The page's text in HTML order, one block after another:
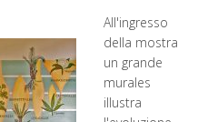
All'ingresso
della mostra
un grande
murales
illustra